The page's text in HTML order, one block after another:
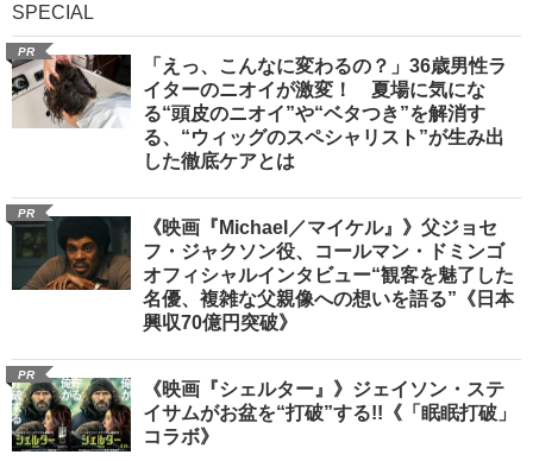
SPECIAL
PR
「えっ、こんなに変わるの？」36歳男性ラ
イターのニオイが激変！ 夏場に気にな
る“頭皮のニオイ”や“ベタつき”を解消す
る、“ウィッグのスペシャリスト”が生み出
した徹底ケアとは
PR
《映画『Michael／マイケル』》父ジョセ
フ・ジャクソン役、コールマン・ドミンゴ
オフィシャルインタビュー“観客を魅了した
名優、複雑な父親像への想いを語る”《日本
興収70億円突破》
PR
《映画『シェルター』》ジェイソン・ステ
イサムがお盆を“打破”する!!《「眠眠打破」
コラボ》